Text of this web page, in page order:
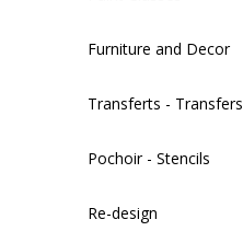
Furniture and Decor
Transferts - Transfers
Pochoir - Stencils
Re-design